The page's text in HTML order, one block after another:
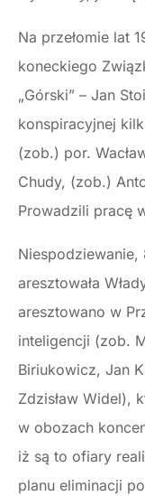
Na przełomie lat
koneckiego
„Górski” – Jan
konspiracyjnej
(zob.) por.
Chudy, (zob.)
Prowadzili pracę
Niespodziewanie,
aresztowała
aresztowano w
inteligencji (zob.
Biriukowicz, Jan
Zdzisław Widel),
w obozach
iż są to ofiary
planu eliminacji